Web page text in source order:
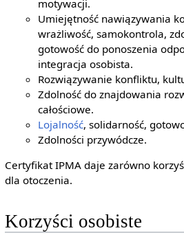
motywacji.
Umiejętność nawiązywania
wrażliwość, samokontrola,
gotowość do ponoszenia
integracja osobista.
Rozwiązywanie konfliktu,
Zdolność do znajdowania
całościowe.
Lojalność, solidarność,
Zdolności przywódcze.
Certyfikat IPMA daje zarówno
dla otoczenia.
Korzyści osobiste